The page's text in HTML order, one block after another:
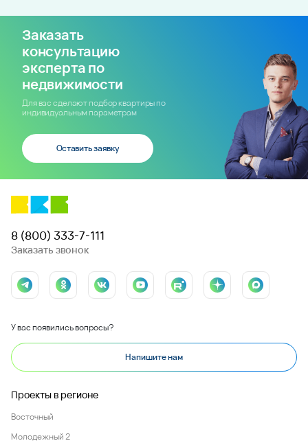
Заказать
консультацию
эксперта по
недвижимости
Для вас сделают подбор квартиры по
индивидуальным параметрам
Оставить заявку
8 (800) 333-7-111
Заказать звонок
У вас появились вопросы?
Напишите нам
Проекты в регионе
Восточный
Молодежный 2